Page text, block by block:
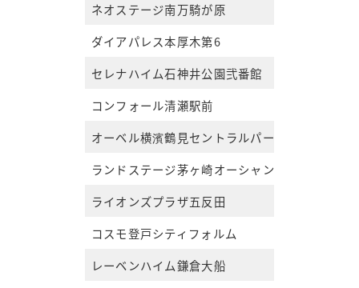
ネオステージ南万騎が原
ダイアパレス本厚木第6
セレナハイム石神井公園弐番館
コンフォール清瀬駅前
オーベル横濱鶴見セントラルパーク
ランドステージ茅ヶ崎オーシャンビュー
ライオンズプラザ五反田
コスモ登戸シティフォルム
レーベンハイム鎌倉大船